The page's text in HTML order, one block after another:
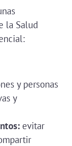
la Salud
y personas
y
evitar